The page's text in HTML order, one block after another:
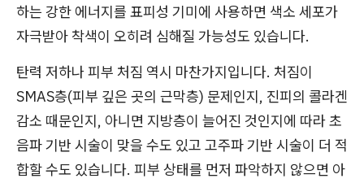
하는 강한 에너지를 표피성 기미에 사용하면 색소 세포가
자극받아 착색이 오히려 심해질 가능성도 있습니다.
탄력 저하나 피부 처짐 역시 마찬가지입니다. 처짐이
SMAS층(피부 깊은 곳의 근막층) 문제인지, 진피의 콜라겐
감소 때문인지, 아니면 지방층이 늘어진 것인지에 따라 초
음파 기반 시술이 맞을 수도 있고 고주파 기반 시술이 더 적
합할 수도 있습니다. 피부 상태를 먼저 파악하지 않으면 아